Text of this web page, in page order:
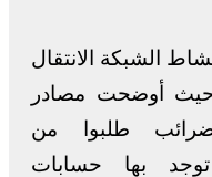
الشبكة الانتقال
حيث أوضحت مصادر
طلبوا من
بها حسابات